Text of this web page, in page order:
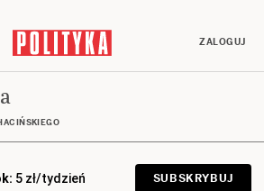
ZALOGUJ
5 zł/tydzień SUBSKRYBUJ